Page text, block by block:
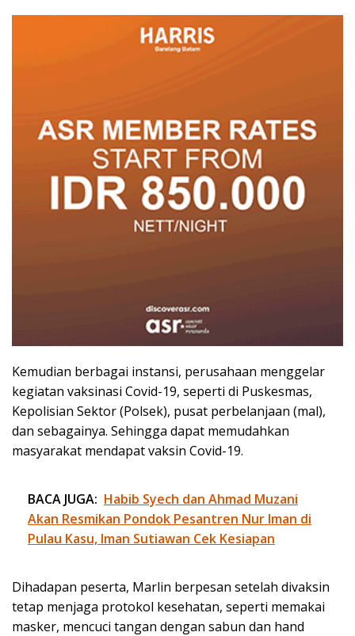
Kemudian berbagai instansi, perusahaan menggelar
kegiatan vaksinasi Covid-19, seperti di Puskesmas,
Kepolisian Sektor (Polsek), pusat perbelanjaan (mal),
dan sebagainya. Sehingga dapat memudahkan
masyarakat mendapat vaksin Covid-19.
BACA JUGA: Habib Syech dan Ahmad Muzani
Akan Resmikan Pondok Pesantren Nur Iman di
Pulau Kasu, Iman Sutiawan Cek Kesiapan
Dihadapan peserta, Marlin berpesan setelah divaksin
tetap menjaga protokol kesehatan, seperti memakai
masker, mencuci tangan dengan sabun dan hand